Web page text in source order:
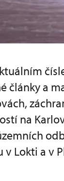
články a
na
Lokti a v